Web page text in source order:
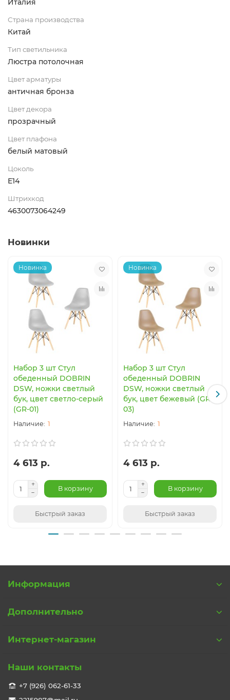
Италия
Страна производства
Китай
Тип светильника
Люстра потолочная
Цвет арматуры
античная бронза
Цвет декора
прозрачный
Цвет плафона
белый матовый
Цоколь
E14
Штрихкод
4630073064249
Новинки
Новинка
Набор 3 шт Стул
обеденный DOBRIN
DSW, ножки светлый
бук, цвет светло-серый
(GR-01)
1
4 613 р.
В корзину
Быстрый заказ
Новинка
Набор 3 шт Стул
обеденный DOBRIN
DSW, ножки светлый
бук, цвет бежевый (GR-
03)
1
4 613 р.
В корзину
Быстрый заказ
Информация
Дополнительно
Интернет-магазин
Наши контакты
+7 (926) 062-61-33